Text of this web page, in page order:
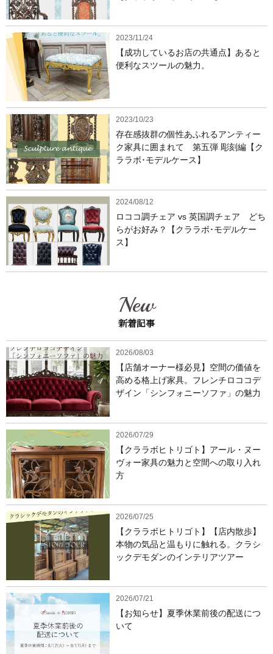
2023/11/24
【成功しているお店の共通点】あると
便利なスツールの魅力。
2023/10/23
存在感抜群の個性あふれるアンティー
ク家具に囲まれて 第五弾 彫刻編【ク
ララボ･モデルケース】
2024/08/12
ロココ調チェア vs 英国調チェア どち
らがお好み？【クララボ･モデルケー
ス】
New
新着記事
2026/08/03
【店舗オーナー様必見】空間の価値を
高める格上げ家具。フレンチロココデ
ザイン「シンフォニーソファ」の魅力
2026/07/29
【クララボヒトリゴト】アール・ヌー
ヴォー家具の魅力と空間への取り入れ
方
2026/07/25
【クララボヒトリゴト】【店内散歩】
本物の気品と温もりに触れる。クラシ
ックデモダンのインテリアツアー
2026/07/21
【お知らせ】夏季休業前後の配送につ
いて